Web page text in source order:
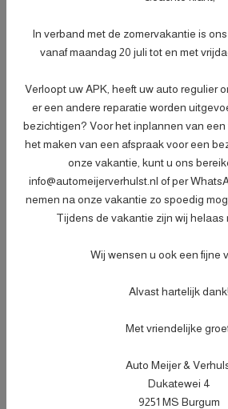
- Bandenspanningscontrole;
- Vrijwaren eventuele
- 3 maanden garantie;
- Wasbeurt bij aflevering.
Meer informatie
Specificaties
Kenteken
BTW of Marge
Marge
127.253
Grijs
In verband met de zomervakantie is
vanaf maandag 20 juli tot en met
Verloopt uw APK, heeft uw auto regulier
er een andere reparatie worden
bezichtigen? Voor het inplannen van
het maken van een afspraak voor een
onze vakantie, kunt u ons
info@automeijerverhulst.nl of per
nemen na onze vakantie zo spoedig
Tijdens de vakantie zijn wij helaas
Wij wensen u ook een fijne
Alvast hartelijk dank!
Met vriendelijke
Auto Meijer &
Dukatewei 4
9251 MS Burgum